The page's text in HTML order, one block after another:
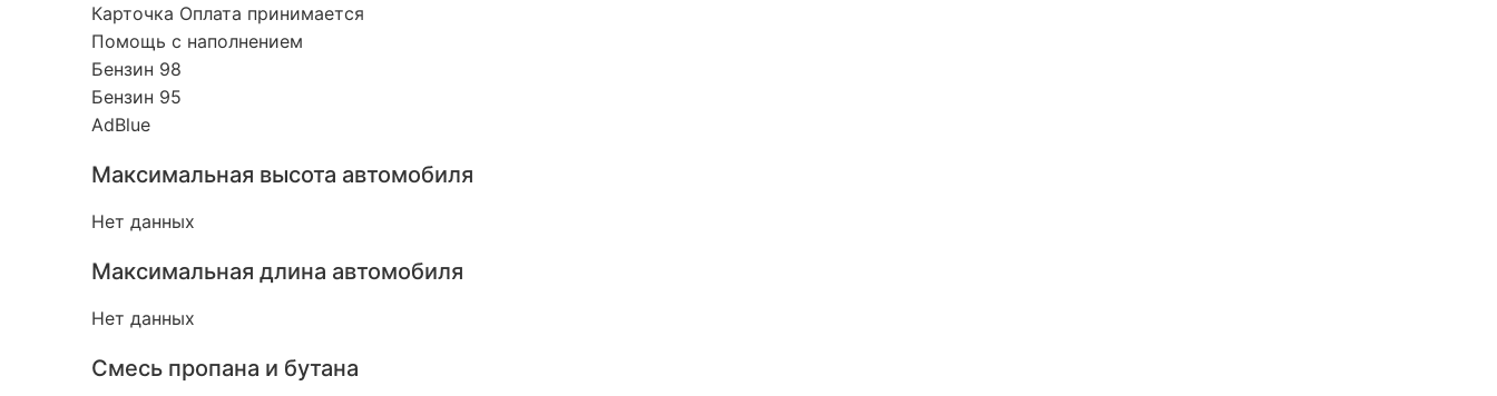
Карточка Оплата принимается
Помощь с наполнением
Бензин 98
Бензин 95
AdBlue
Максимальная высота автомобиля
Нет данных
Максимальная длина автомобиля
Нет данных
Смесь пропана и бутана